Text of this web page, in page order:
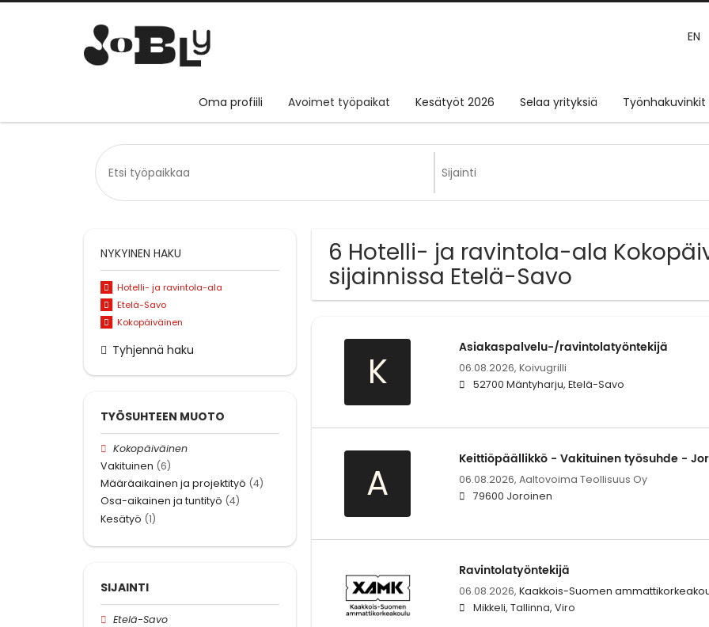
EN
Oma profiili Avoimet työpaikat Kesätyöt 2026 Selaa yrityksiä Työnhakuvinkit
6 Hotelli- ja ravintola-ala
sijainnissa Etelä-Savo
K
Asiakaspalvelu-/ravintolatyöntekijä
06.08.2026, Koivugrilli
52700 Mäntyharju, Etelä-Savo
A
Keittiöpäällikkö - Vakituinen työsuhde -
06.08.2026, Aaltovoima Teollisuus Oy
79600 Joroinen
Ravintolatyöntekijä
06.08.2026, Kaakkois-Suomen
Mikkeli, Tallinna, Viro
NYKYINEN HAKU
Hotelli- ja ravintola-ala
Etelä-Savo
Kokopäiväinen
Tyhjennä haku
TYÖSUHTEEN MUOTO
Kokopäiväinen
Vakituinen (6)
Määräaikainen ja projektityö (4)
Osa-aikainen ja tuntityö (4)
Kesätyö (1)
SIJAINTI
Etelä-Savo